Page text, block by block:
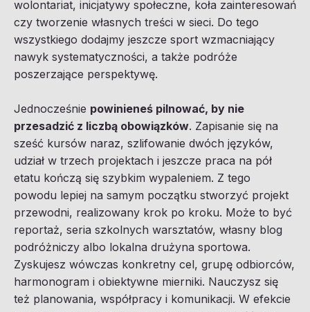
wolontariat, inicjatywy społeczne, koła zainteresowań
czy tworzenie własnych treści w sieci. Do tego
wszystkiego dodajmy jeszcze sport wzmacniający
nawyk systematyczności, a także podróże
poszerzające perspektywę.
Jednocześnie powinieneś pilnować, by nie
przesadzić z liczbą obowiązków. Zapisanie się na
sześć kursów naraz, szlifowanie dwóch języków,
udział w trzech projektach i jeszcze praca na pół
etatu kończą się szybkim wypaleniem. Z tego
powodu lepiej na samym początku stworzyć projekt
przewodni, realizowany krok po kroku. Może to być
reportaż, seria szkolnych warsztatów, własny blog
podróżniczy albo lokalna drużyna sportowa.
Zyskujesz wówczas konkretny cel, grupę odbiorców,
harmonogram i obiektywne mierniki. Nauczysz się
też planowania, współpracy i komunikacji. W efekcie